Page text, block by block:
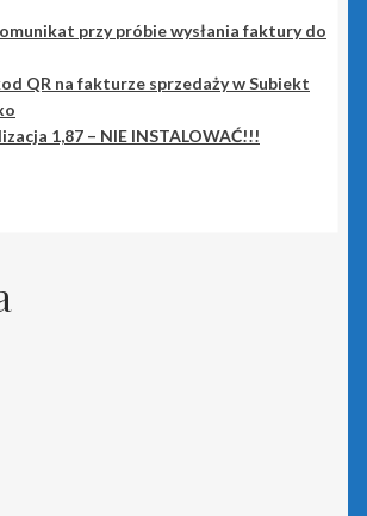
przy próbie wysłania faktury do
QR na fakturze sprzedaży w Subiekt
1,87 – NIE INSTALOWAĆ!!!